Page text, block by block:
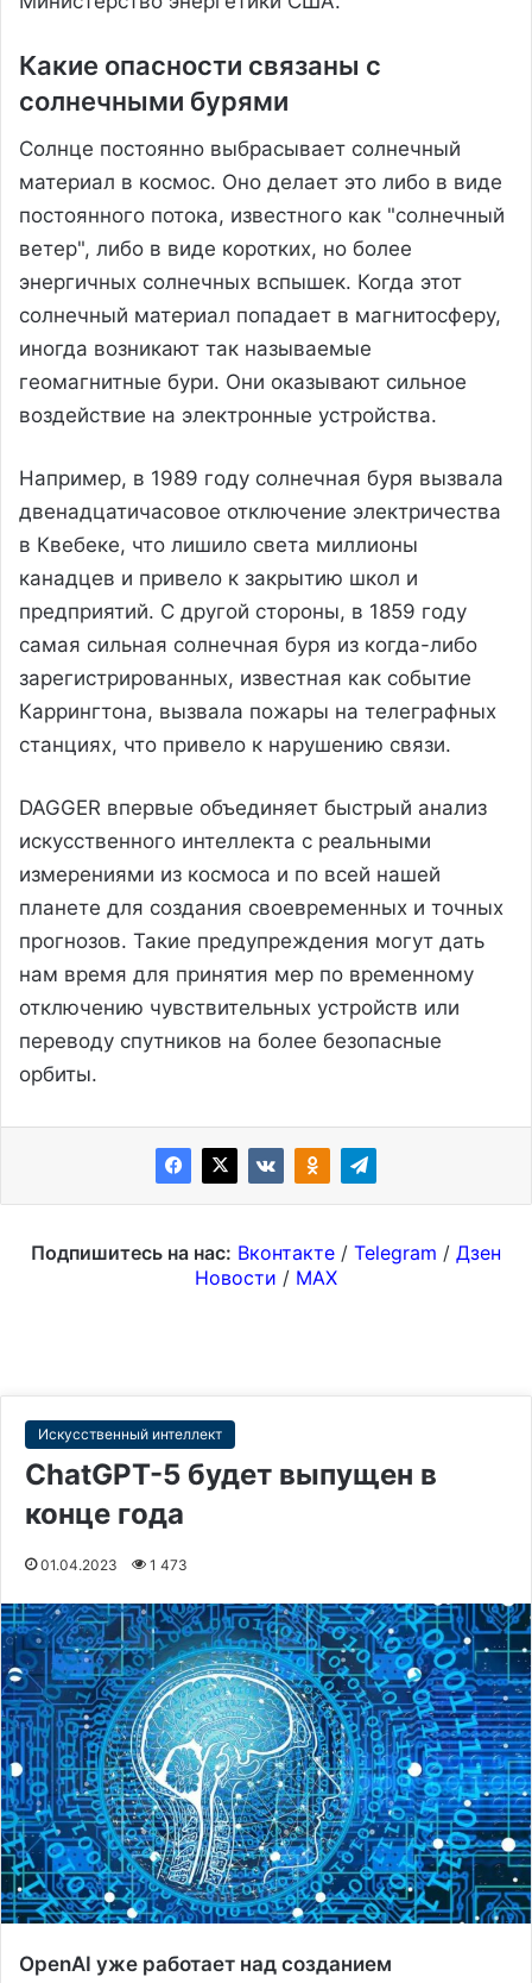
Какие опасности связаны с
солнечными бурями
Солнце постоянно выбрасывает солнечный
материал в космос. Оно делает это либо в виде
постоянного потока, известного как "солнечный
ветер", либо в виде коротких, но более
энергичных солнечных вспышек. Когда этот
солнечный материал попадает в магнитосферу,
иногда возникают так называемые
геомагнитные бури. Они оказывают сильное
воздействие на электронные устройства.
Например, в 1989 году солнечная буря вызвала
двенадцатичасовое отключение электричества
в Квебеке, что лишило света миллионы
канадцев и привело к закрытию школ и
предприятий. С другой стороны, в 1859 году
самая сильная солнечная буря из когда-либо
зарегистрированных, известная как событие
Каррингтона, вызвала пожары на телеграфных
станциях, что привело к нарушению связи.
DAGGER впервые объединяет быстрый анализ
искусственного интеллекта с реальными
измерениями из космоса и по всей нашей
планете для создания своевременных и точных
прогнозов. Такие предупреждения могут дать
нам время для принятия мер по временному
отключению чувствительных устройств или
переводу спутников на более безопасные
орбиты.
Подпишитесь на нас: Вконтакте / Telegram / Дзен
Новости / MAX